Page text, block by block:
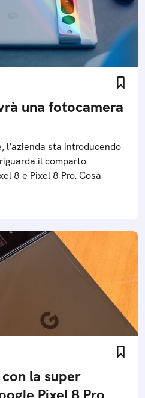
una fotocamera
l’azienda sta introducendo
il comparto
8 e Pixel 8 Pro. Cosa
la super